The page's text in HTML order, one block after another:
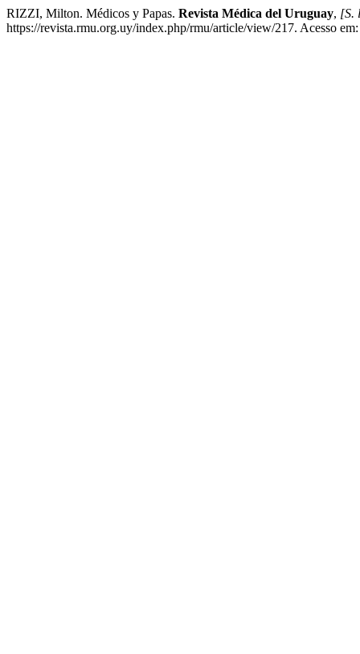
RIZZI, Milton. Médicos y Papas. Revista Médica del Uruguay, [S.
https://revista.rmu.org.uy/index.php/rmu/article/view/217. Acesso